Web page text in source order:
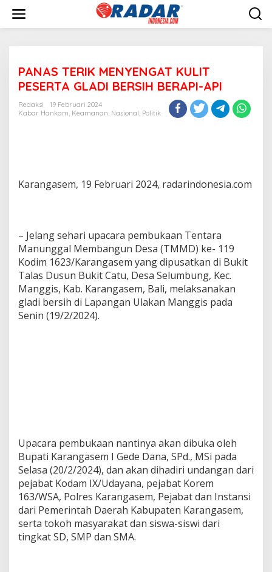
w
PANAS TERIK MENYENGAT KULIT
PESERTA GLADI BERSIH BERAPI-API
Redaksi
19 Februari 2024
Kabar Hankam, Keamanan, Nasional, Politik
Karangasem, 19 Februari 2024, radarindonesia.com
– Jelang sehari upacara pembukaan Tentara
Manunggal Membangun Desa (TMMD) ke- 119
Kodim 1623/Karangasem yang dipusatkan di Bukit
Talas Dusun Bukit Catu, Desa Selumbung, Kec.
Manggis, Kab. Karangasem, Bali, melaksanakan
gladi bersih di Lapangan Ulakan Manggis pada
Senin (19/2/2024).
Upacara pembukaan nantinya akan dibuka oleh
Bupati Karangasem I Gede Dana, SPd., MSi pada
Selasa (20/2/2024), dan akan dihadiri undangan dari
pejabat Kodam IX/Udayana, pejabat Korem
163/WSA, Polres Karangasem, Pejabat dan Instansi
dari Pemerintah Daerah Kabupaten Karangasem,
serta tokoh masyarakat dan siswa-siswi dari
tingkat SD, SMP dan SMA.